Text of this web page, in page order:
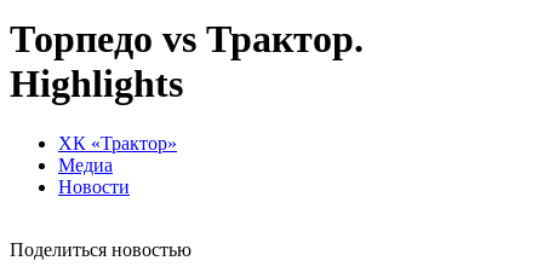
Торпедо vs Трактор.
Highlights
ХК «Трактор»
Медиа
Новости
Поделиться новостью